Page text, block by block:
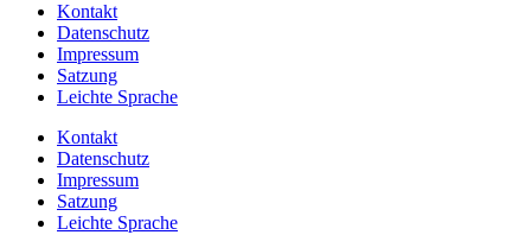
Kontakt
Datenschutz
Impressum
Satzung
Leichte Sprache
Kontakt
Datenschutz
Impressum
Satzung
Leichte Sprache